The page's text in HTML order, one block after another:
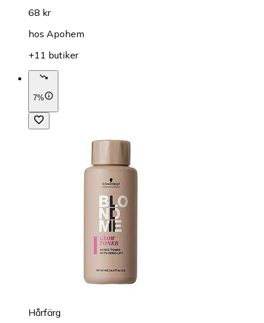
68 kr
hos Apohem
+11 butiker
7%
Hårfärg